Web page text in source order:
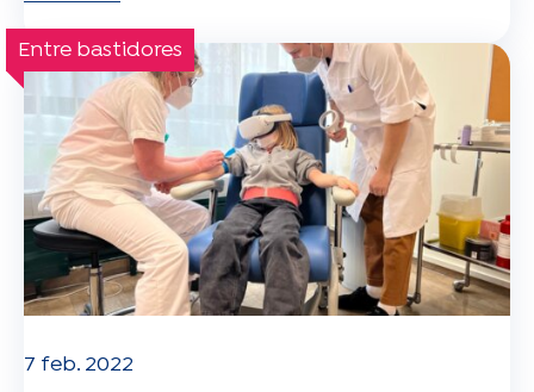
Entre bastidores
7 feb. 2022